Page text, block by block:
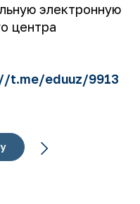
электронную
центра
t.me/eduuz/9913